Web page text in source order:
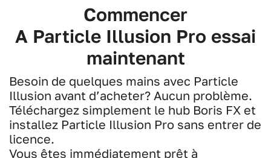
Commencer
A Particle Illusion Pro essai
maintenant
Besoin de quelques mains avec Particle
Illusion avant d’acheter? Aucun problème.
Téléchargez simplement le hub Boris FX et
installez Particle Illusion Pro sans entrer de
licence.
Vous êtes immédiatement prêt à